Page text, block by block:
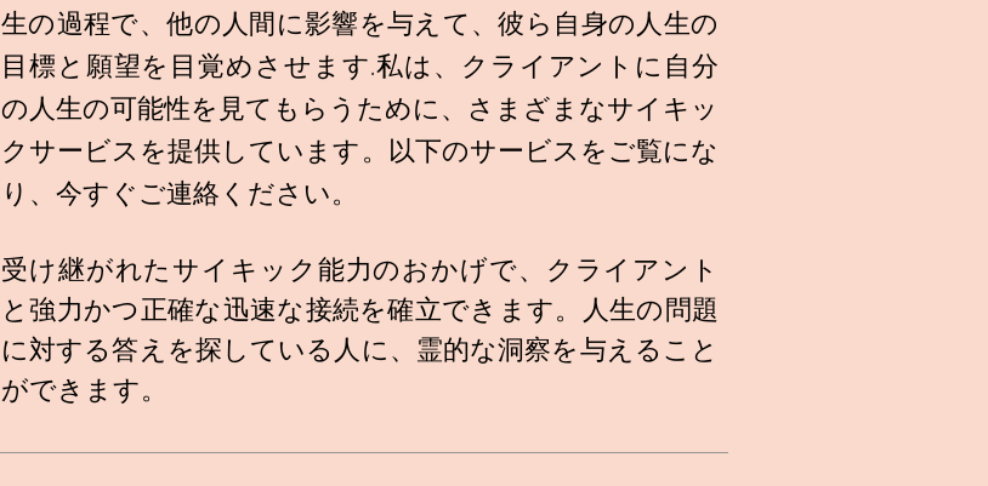
生の過程で、他の人間に影響を与えて、彼ら自身の人生の
目標と願望を目覚めさせます.私は、クライアントに自分
の人生の可能性を見てもらうために、さまざまなサイキッ
クサービスを提供しています。以下のサービスをご覧にな
り、今すぐご連絡ください。
受け継がれたサイキック能力のおかげで、クライアント
と強力かつ正確な迅速な接続を確立できます。人生の問題
に対する答えを探している人に、霊的な洞察を与えること
ができます。